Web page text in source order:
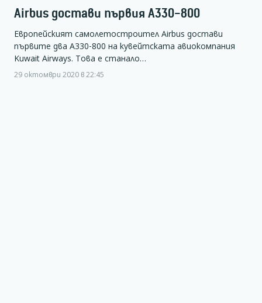
Airbus достави първия A330-800
Европейският самолетостроител Airbus достави
първите два A330-800 на кувейтската авиокомпания
Kuwait Airways. Това е станало…
29 октомври 2020 в 22:45